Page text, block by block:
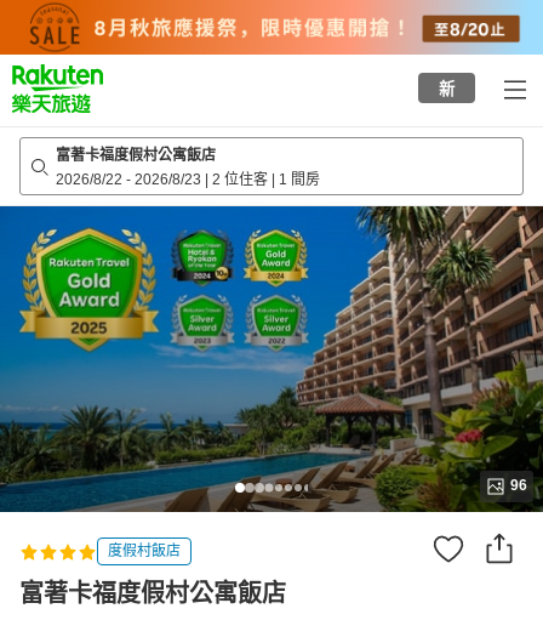
top
page
新
富著卡福度假村公寓飯店
2026/8/22 - 2026/8/23 | 2 位住客 | 1 間房
96
度假村飯店
富著卡福度假村公寓飯店